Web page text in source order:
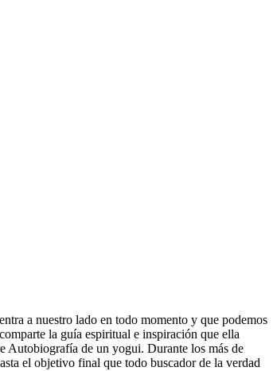
a nuestro lado en todo momento y que podemos
la guía espiritual e inspiración que ella
Autobiografía de un yogui. Durante los más de
el objetivo final que todo buscador de la verdad